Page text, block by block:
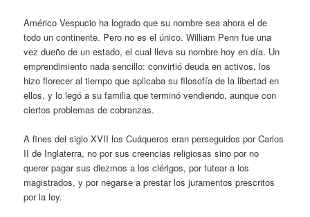
Américo Vespucio ha logrado que su nombre sea ahora el de
todo un continente. Pero no es el único. William Penn fue una
vez dueño de un estado, el cual lleva su nombre hoy en día. Un
emprendimiento nada sencillo: convirtió deuda en activos, los
hizo florecer al tiempo que aplicaba su filosofía de la libertad en
ellos, y lo legó a su familia que terminó vendiendo, aunque con
ciertos problemas de cobranzas.
A fines del siglo XVII los Cuáqueros eran perseguidos por Carlos
II de Inglaterra, no por sus creencias religiosas sino por no
querer pagar sus diezmos a los clérigos, por tutear a los
magistrados, y por negarse a prestar los juramentos prescritos
por la ley.